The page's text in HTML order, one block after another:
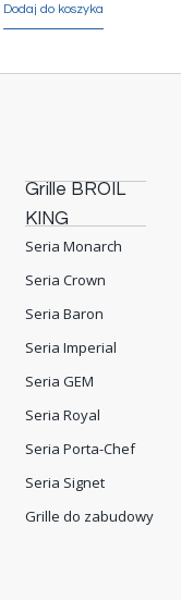
Dodaj do koszyka
Grille BROIL
KING
Seria Monarch
Seria Crown
Seria Baron
Seria Imperial
Seria GEM
Seria Royal
Seria Porta-Chef
Seria Signet
Grille do zabudowy